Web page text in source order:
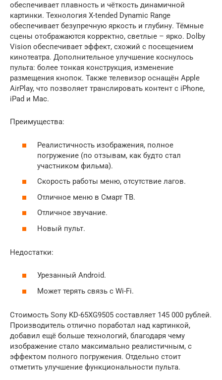
обеспечивает плавность и чёткость динамичной
картинки. Технология X-tended Dynamic Range
обеспечивает безупречную яркость и глубину. Тёмные
сцены отображаются корректно, светлые – ярко. Dolby
Vision обеспечивает эффект, схожий с посещением
кинотеатра. Дополнительное улучшение коснулось
пульта: более тонкая конструкция, изменение
размещения кнопок. Также телевизор оснащён Apple
AirPlay, что позволяет транслировать контент с iPhone,
iPad и Mac.
Преимущества:
Реалистичность изображения, полное
погружение (по отзывам, как будто стал
участником фильма).
Скорость работы меню, отсутствие лагов.
Отличное меню в Смарт ТВ.
Отличное звучание.
Новый пульт.
Недостатки:
Урезанный Android.
Может терять связь с Wi-Fi.
Стоимость Sony KD-65XG9505 составляет 145 000 рублей.
Производитель отлично поработал над картинкой,
добавил ещё больше технологий, благодаря чему
изображение стало максимально реалистичным, с
эффектом полного погружения. Отдельно стоит
отметить улучшение функциональности пульта.